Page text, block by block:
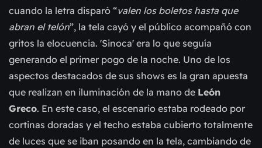
cuando la letra disparó “valen los boletos hasta que
abran el telón”, la tela cayó y el público acompañó con
gritos la elocuencia. 'Sinoca' era lo que seguía
generando el primer pogo de la noche. Uno de los
aspectos destacados de sus shows es la gran apuesta
que realizan en iluminación de la mano de León
Greco. En este caso, el escenario estaba rodeado por
cortinas doradas y el techo estaba cubierto totalmente
de luces que se iban posando en la tela, cambiando de